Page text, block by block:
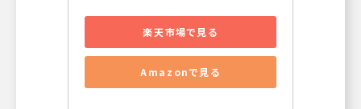
楽天市場で見る
Amazonで見る